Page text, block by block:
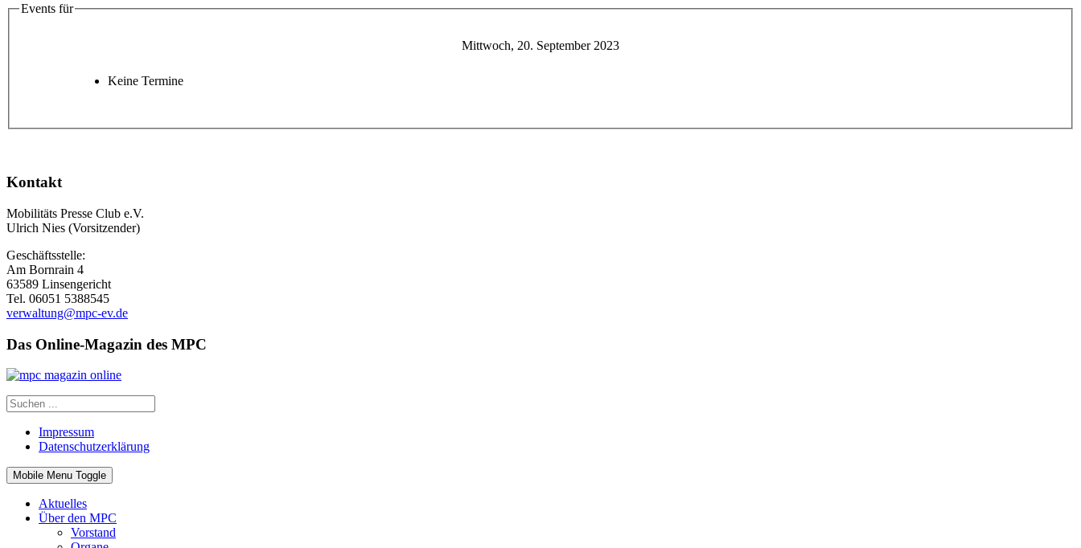
Events für
Mittwoch, 20. September 2023
Keine Termine
Kontakt
Mobilitäts Presse Club e.V.
Ulrich Nies (Vorsitzender)
Geschäftsstelle:
Am Bornrain 4
63589 Linsengericht
Tel. 06051 5388545
verwaltung@mpc-ev.de
Das Online-Magazin des MPC
Impressum
Datenschutzerklärung
Mobile Menu Toggle
Aktuelles
Über den MPC
Vorstand